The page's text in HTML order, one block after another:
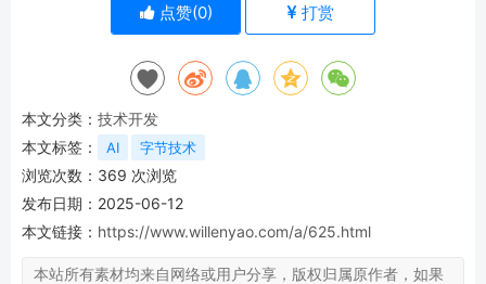
点赞(0) 打赏
本文分类： 技术开发
本文标签：
AI 字节技术
浏览次数： 369 次浏览
发布日期：2025-06-12
本文链接： https://www.willenyao.com/a/625.html
本站所有素材均来自网络或用户分享，版权归属原作者，如果